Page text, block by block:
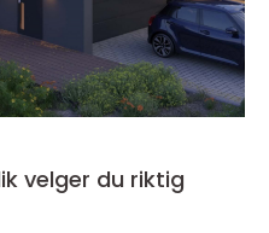
velger du riktig